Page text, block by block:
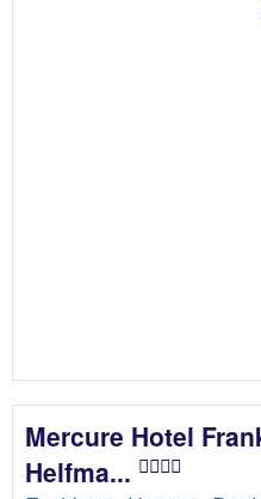
Mercure Hotel
Helfma...